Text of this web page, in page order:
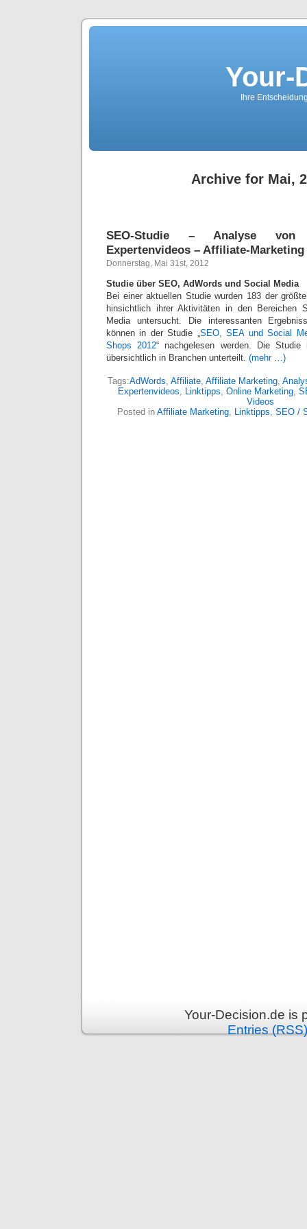
Your-
Ihre
Archive for Mai,
SEO-Studie – Analyse von
Expertenvideos – Affiliate-Marketing
Donnerstag, Mai 31st, 2012
Studie über SEO, AdWords und Social Media
Bei einer aktuellen Studie wurden 183 der
hinsichtlich ihrer Aktivitäten in den Bereichen
Media untersucht. Die interessanten
können in der Studie „SEO, SEA und Social
Shops 2012“ nachgelesen werden. Die
übersichtlich in Branchen unterteilt. (mehr …)
Tags:AdWords, Affiliate, Affiliate Marketing,
Expertenvideos, Linktipps, Online Marketing,
Videos
Posted in Affiliate Marketing, Linktipps, SEO /
Your-Decision.de is
Entries (RSS)